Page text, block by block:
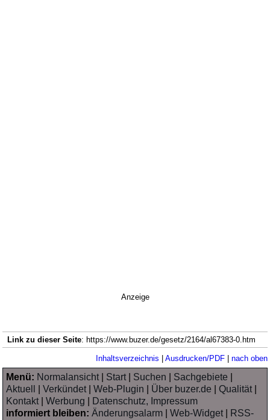
Anzeige
Link zu dieser Seite: https://www.buzer.de/gesetz/2164/al67383-0.htm
Inhaltsverzeichnis | Ausdrucken/PDF| nach oben
Menü: Normalansicht| Start| Suchen Sachgebiete
Aktuell
|Verkündet|Web-Plugin Über buzer.de |Qualität|
Kontakt|Werbung
Datenschutz, Impressum
informiert bleiben: Änderungsalarm |Web-Widget|
RSS-